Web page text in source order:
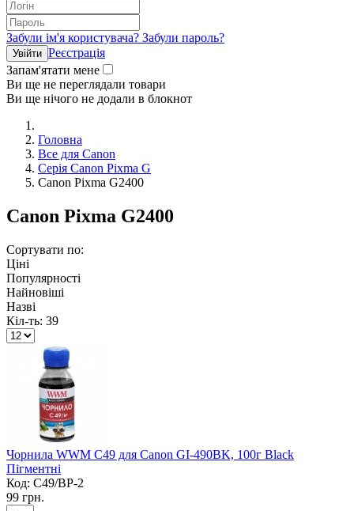
Забули ім'я користувача? Забули пароль?
Реєстрація
Запам'ятати мене
Ви ще не переглядали товари
Ви ще нічого не додали в блокнот
Головна
Все для Canon
Серія Canon Pixma G
Canon Pixma G2400
Canon Pixma G2400
Сортувати по:
Ціні
Популярності
Найновіші
Назві
Кіл-ть: 39
Чорнила WWM C49 для Canon GI-490BK, 100г Black
Пігментні
Код: C49/BP-2
99 грн.